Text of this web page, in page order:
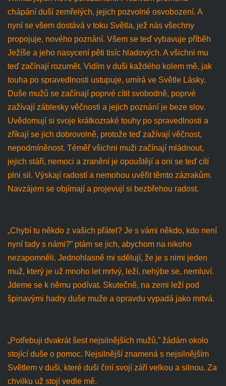
chápání duší zemřelých, jejich pozvolné osvobození. A
nyní se všem dostává v toku Světla, jež nás všechny
propojuje, nového poznání. Všem se teď vybavuje příběh
Ježíše a jeho nasycení pěti tisíc hladových. A všichni mu
teď začínají rozumět. Vidím v duši každého kolem mě, jak
touha po spravedlnosti ustupuje, umírá ve Světle Lásky.
Duše mužů se začínají poprvé cítit svobodně, poprvé
zažívají záblesky věčnosti a jejich poznání je beze slov.
Uvědomují si svoje krátkozraké touhy po spravedlnosti a
zříkají se jich dobrovolně, protože teď zažívají věčnost,
nepodmíněnost. Téměř všichni muži začínají mládnout,
jejich stáří, nemoci a zranění je opouštějí a oni se teď cítí
plni sil. Výskají radostí a nemohou uvěřit těmto zázrakům.
Navzájem se objímají a projevují si bezbřehou radost.
„Chybí tu někdo z vašich přátel? Je s vámi někdo, kdo není
nyní tady s námi?” ptám se jich, abychom na nikoho
nezapomněli. Jednohlasně mi sdělují, že je s nimi jeden
muž, který je už mnoho let mrtvý, leží, nehýbe se, nemluví.
Jdeme se k němu podívat. Skutečně, na zemi leží pod
špinavými hadry duše muže a opravdu vypadá jako mrtvá.
„Potřebuji dvakrát šest nejsilnějších mužů,” žádám okolo
stojící duše o pomoc. Nejsilnější znamená s nejsilnějším
Světlem v duši, které duši činí svojí září velkou a silnou. Za
chvilku už stojí vedle mě.